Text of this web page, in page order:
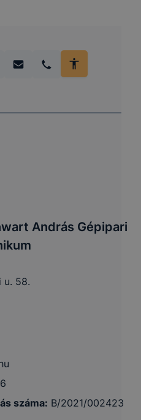
András Gépipari
u. 58.
száma: B/2021/002423